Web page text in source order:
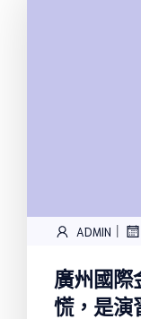
ADMIN |
廣州國際
慌，是演